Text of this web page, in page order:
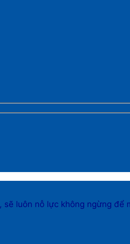
luôn nỗ lực không ngừng để